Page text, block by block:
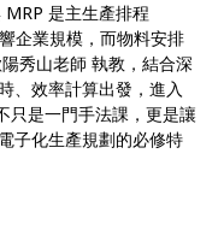
是主生產排程
企業規模，而物料安排
秀山老師 執教，結合深
、效率計算出發，進入
只是一門手法課，更是讓
子化生產規劃的必修特